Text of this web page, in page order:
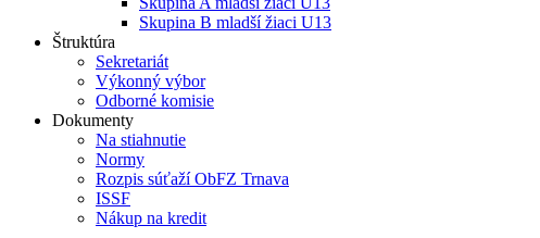
Skupina B mladší žiaci U13
Štruktúra
Sekretariát
Výkonný výbor
Odborné komisie
Dokumenty
Na stiahnutie
Normy
Rozpis súťaží ObFZ Trnava
ISSF
Nákup na kredit